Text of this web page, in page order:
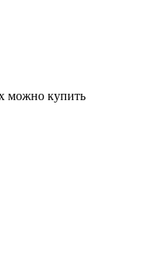
можно купить